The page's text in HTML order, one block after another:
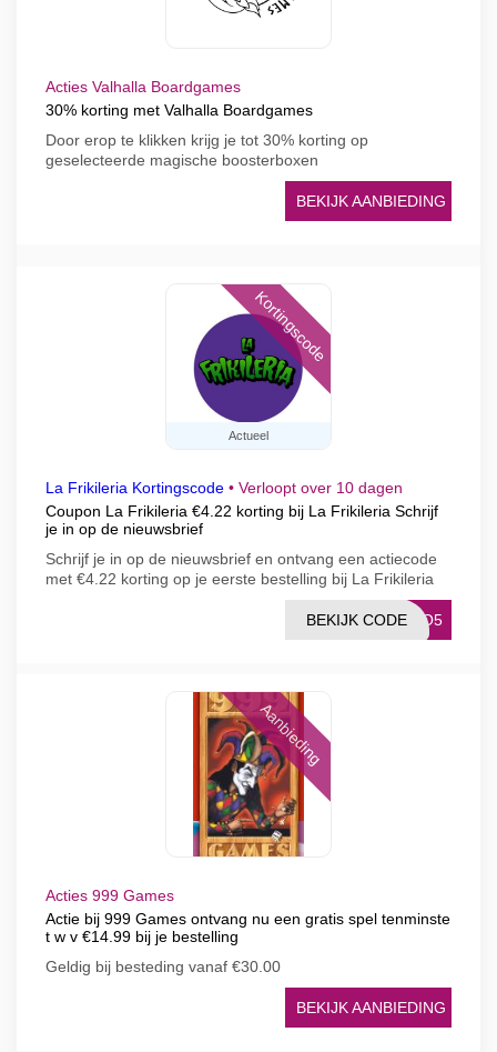
Acties Valhalla Boardgames
30% korting met Valhalla Boardgames
Door erop te klikken krijg je tot 30% korting op
geselecteerde magische boosterboxen
BEKIJK AANBIEDING
Actueel
Kortingscode
La Frikileria Kortingscode • Verloopt over 10 dagen
Coupon La Frikileria €4.22 korting bij La Frikileria Schrijf
je in op de nieuwsbrief
Schrijf je in op de nieuwsbrief en ontvang een actiecode
met €4.22 korting op je eerste bestelling bij La Frikileria
ITO5
BEKIJK CODE
Aanbieding
Acties 999 Games
Actie bij 999 Games ontvang nu een gratis spel tenminste
t w v €14.99 bij je bestelling
Geldig bij besteding vanaf €30.00
BEKIJK AANBIEDING